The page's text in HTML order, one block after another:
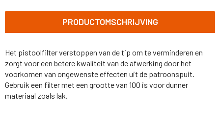
PRODUCTOMSCHRIJVING
Het pistoolfilter verstoppen van de tip om te verminderen en
zorgt voor een betere kwaliteit van de afwerking door het
voorkomen van ongewenste effecten uit de patroonspuit.
Gebruik een filter met een grootte van 100 is voor dunner
materiaal zoals lak.